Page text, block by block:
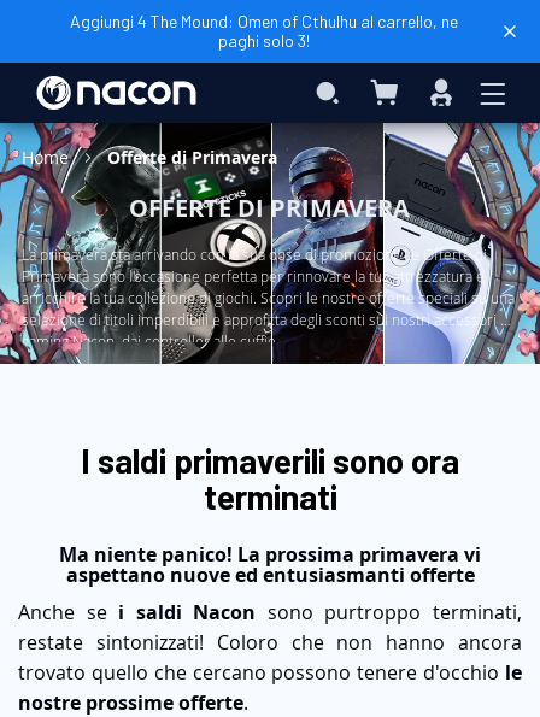
Aggiungi 4 The Mound: Omen of Cthulhu al carrello, ne
paghi solo 3!
Search Carrello Accedi
Home Offerte di Primavera
OFFERTE DI PRIMAVERA
La primavera sta arrivando con la sua dose di promozioni! Le
Offerte di
Primaverasono l'occasione perfetta per rinnovare la tua attrezzatura e
arricchire la tua collezione di giochi. Scopri le nostre offerte speciali su una
selezione di titoli imperdibili e approfitta degli sconti sui nostri accessori da
gaming Nacon, dai controller alle cuffie.
I saldi primaverili sono ora
terminati
Ma niente panico! La prossima primavera vi
aspettano nuove ed entusiasmanti offerte
Anche se i saldi Nacon sono purtroppo terminati,
restate sintonizzati! Coloro che non hanno ancora
trovato quello che cercano possono tenere d'occhio le
nostre prossime offerte.